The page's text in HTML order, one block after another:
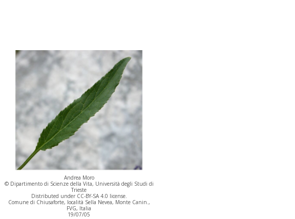
Andrea Moro
© Dipartimento di Scienze della Vita, Università degli Studi di
Trieste
Distributed under CC-BY-SA 4.0 license.
Comune di Chiusaforte, località Sella Nevea, Monte Canin.,
FVG, Italia
19/07/05